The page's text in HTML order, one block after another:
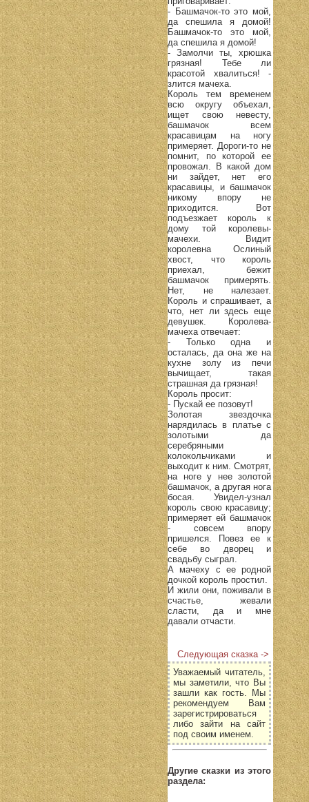
- Башмачок-то это мой,
да спешила я домой!
Башмачок-то это мой,
да спешила я домой!
- Замолчи ты, хрюшка
грязная! Тебе ли
красотой хвалиться! -
злится мачеха.
Король тем временем
всю округу объехал,
ищет свою невесту,
башмачок всем
красавицам на ногу
примеряет. Дороги-то не
помнит, по которой ее
провожал. В какой дом
ни зайдет, нет его
красавицы, и башмачок
никому впору не
приходится. Вот
подъезжает король к
дому той королевы-
мачехи. Видит
королевна Ослиный
хвост, что король
приехал, бежит
башмачок примерять.
Нет, не налезает.
Король и спрашивает, а
что, нет ли здесь еще
девушек. Королева-
мачеха отвечает:
- Только одна и
осталась, да она же на
кухне золу из печи
вычищает, такая
страшная да грязная!
Король просит:
- Пускай ее позовут!
Золотая звездочка
нарядилась в платье с
золотыми да
серебряными
колокольчиками и
выходит к ним. Смотрят,
на ноге у нее золотой
башмачок, а другая нога
босая. Увидел-узнал
король свою красавицу;
примеряет ей башмачок
- совсем впору
пришелся. Повез ее к
себе во дворец и
свадьбу сыграл.
А мачеху с ее родной
дочкой король простил.
И жили они, поживали в
счастье, жевали
сласти, да и мне
давали отчасти.
Следующая сказка ->
Уважаемый читатель,
мы заметили, что Вы
зашли как гость. Мы
рекомендуем Вам
зарегистрироваться
либо зайти на сайт
под своим именем.
Другие сказки из этого
раздела: